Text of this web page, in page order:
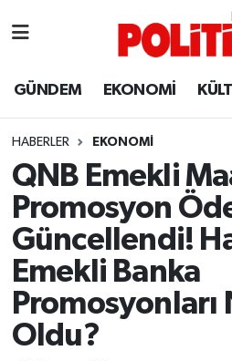
GÜNDEM EKONOMİ
HABERLER EKONOMİ
QNB Emekli
Promosyon
Güncellendi!
Emekli Banka
Promosyonları
Oldu?
Ayvalık
Balya
Bandırma
Bigadiç
BİYOGRAFİLER
Burhaniye
Balıkesir Hava Durumu
Balıkesir Namaz Vakitleri
Balıkesir Trafik Yoğunluk
Süper Lig Puan Durumu
Tüm Manşetler
Son Dakika Haberleri